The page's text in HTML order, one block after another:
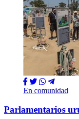
En comunidad
Parlamentarios